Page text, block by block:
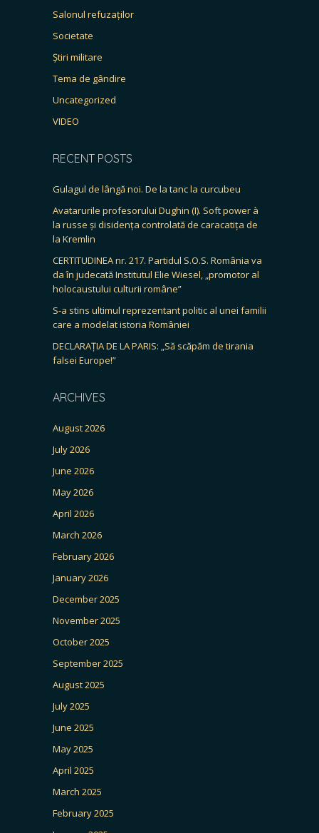
Salonul refuzaților
Societate
Știri militare
Tema de gândire
Uncategorized
VIDEO
RECENT POSTS
Gulagul de lângă noi. De la tanc la curcubeu
Avatarurile profesorului Dughin (I). Soft power à
la russe și disidența controlată de caracatița de
la Kremlin
CERTITUDINEA nr. 217. Partidul S.O.S. România va
da în judecată Institutul Elie Wiesel, „promotor al
holocaustului culturii române”
S-a stins ultimul reprezentant politic al unei familii
care a modelat istoria României
DECLARAȚIA DE LA PARIS: „Să scăpăm de tirania
falsei Europe!”
ARCHIVES
August 2026
July 2026
June 2026
May 2026
April 2026
March 2026
February 2026
January 2026
December 2025
November 2025
October 2025
September 2025
August 2025
July 2025
June 2025
May 2025
April 2025
March 2025
February 2025